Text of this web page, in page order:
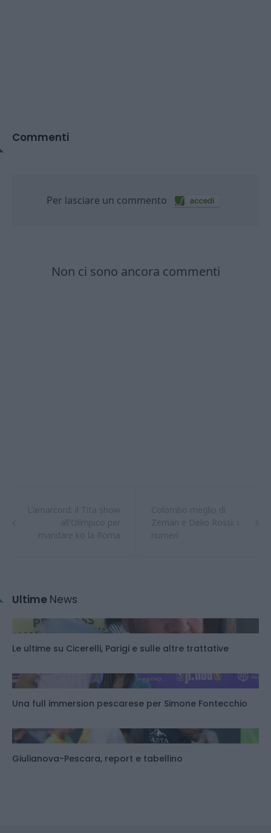
Commenti
Ultime News
Le ultime su Cicerelli, Parigi e sulle altre trattative
Una full immersion pescarese per Simone Fontecchio
Giulianova-Pescara, report e tabellino